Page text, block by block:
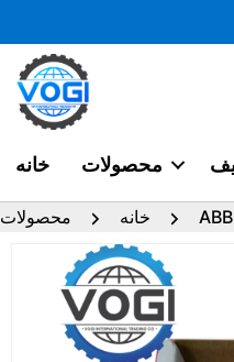
به
محتوا
خانه محصولات
خانه محصولات ABB